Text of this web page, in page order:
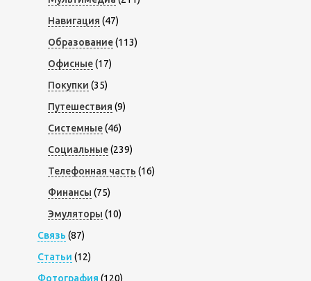
Навигация (47)
Образование(113)
Офисные(17)
Покупки (35)
Путешествия (9)
Системные(46)
Социальные(239)
Телефонная часть (16)
Финансы (75)
Эмуляторы (10)
Связь (87)
Статьи (12)
Фотография (120)